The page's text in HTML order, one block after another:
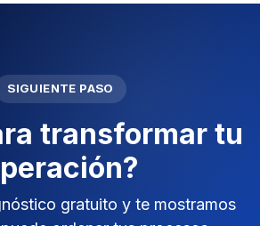
SIGUIENTE PASO
transformar tu
gratuito y te mostramos